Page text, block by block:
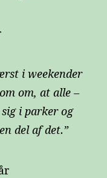
i weekender
om, at alle –
i parker og
del af det.”